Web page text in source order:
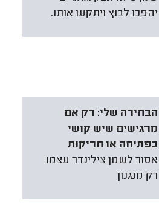
יהפכו לבוץ ויתקעו אותו.
הבחירה שלי: רק אם
מרגישים שיש קושי
בפתיחה או חריקות
‏אסור לשמן צילינדר עצמו
רק מנגנון